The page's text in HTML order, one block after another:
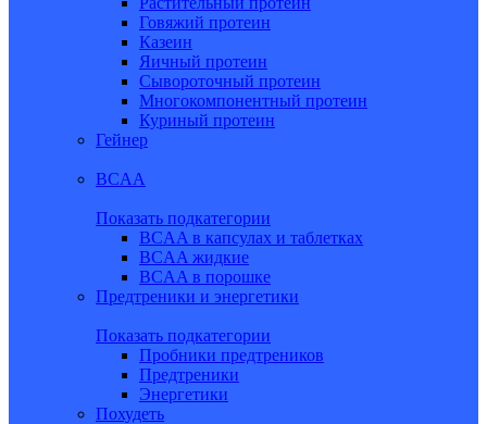
Говяжий протеин
Казеин
Яичный протеин
Сывороточный протеин
Многокомпонентный протеин
Куриный протеин
Гейнер
BCAA
Показать подкатегории
BCAA в капсулах и таблетках
BCAA жидкие
BCAA в порошке
Предтреники и энергетики
Показать подкатегории
Пробники предтреников
Предтреники
Энергетики
Похудеть